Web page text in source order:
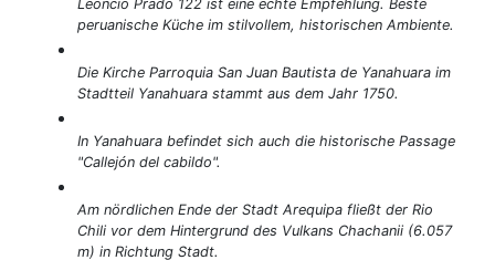
Leoncio Prado 122 ist eine echte Empfehlung. Beste
peruanische Küche im stilvollem, historischen Ambiente.
Die Kirche Parroquia San Juan Bautista de Yanahuara im
Stadtteil Yanahuara stammt aus dem Jahr 1750.
In Yanahuara befindet sich auch die historische Passage
"Callejón del cabildo".
Am nördlichen Ende der Stadt Arequipa fließt der Rio
Chili vor dem Hintergrund des Vulkans Chachanii (6.057
m) in Richtung Stadt.